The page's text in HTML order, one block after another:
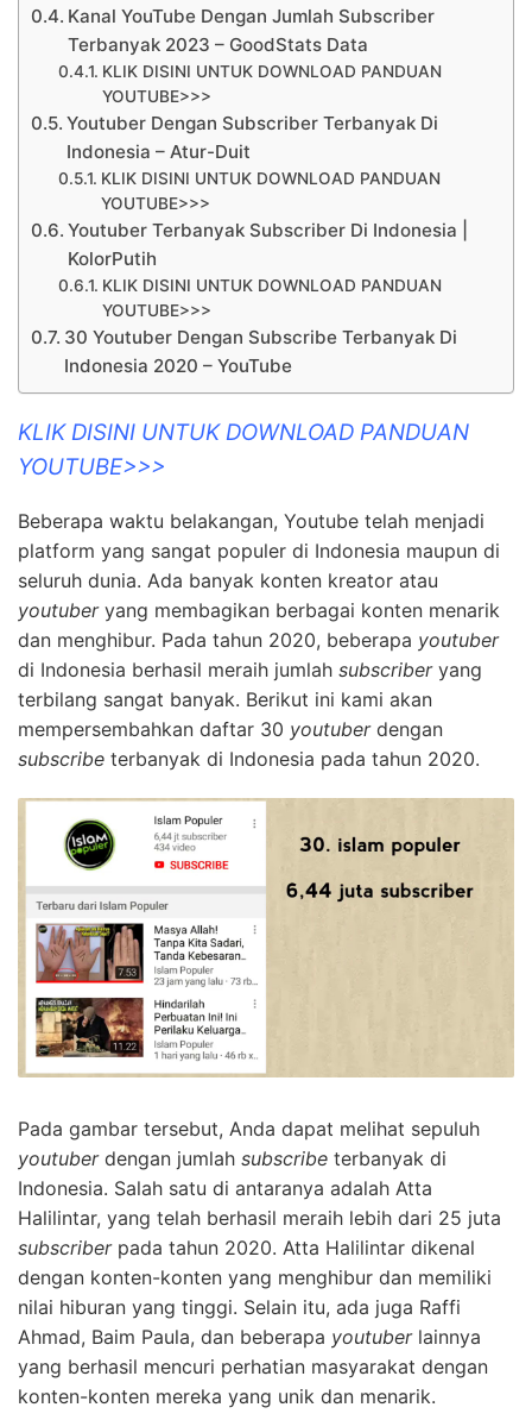
Kanal YouTube Dengan Jumlah Subscriber
Terbanyak 2023 – GoodStats Data
KLIK DISINI UNTUK DOWNLOAD PANDUAN
YOUTUBE>>>
Youtuber Dengan Subscriber Terbanyak Di
Indonesia – Atur-Duit
KLIK DISINI UNTUK DOWNLOAD PANDUAN
YOUTUBE>>>
Youtuber Terbanyak Subscriber Di Indonesia |
KolorPutih
KLIK DISINI UNTUK DOWNLOAD PANDUAN
YOUTUBE>>>
30 Youtuber Dengan Subscribe Terbanyak Di
Indonesia 2020 – YouTube
KLIK DISINI UNTUK DOWNLOAD PANDUAN
YOUTUBE>>>
Beberapa waktu belakangan, Youtube telah menjadi
platform yang sangat populer di Indonesia maupun di
seluruh dunia. Ada banyak konten kreator atau
youtuberyang membagikan berbagai konten menarik
dan menghibur. Pada tahun 2020, beberapa youtuber
di Indonesia berhasil meraih jumlah subscriberyang
terbilang sangat banyak. Berikut ini kami akan
mempersembahkan daftar 30 youtuberdengan
subscribe terbanyak di Indonesia pada tahun 2020.
Pada gambar tersebut, Anda dapat melihat sepuluh
youtuberdengan jumlah subscribe terbanyak di
Indonesia. Salah satu di antaranya adalah Atta
Halilintar, yang telah berhasil meraih lebih dari 25 juta
subscriberpada tahun 2020. Atta Halilintar dikenal
dengan konten-konten yang menghibur dan memiliki
nilai hiburan yang tinggi. Selain itu, ada juga Raffi
Ahmad, Baim Paula, dan beberapa youtuberlainnya
yang berhasil mencuri perhatian masyarakat dengan
konten-konten mereka yang unik dan menarik.